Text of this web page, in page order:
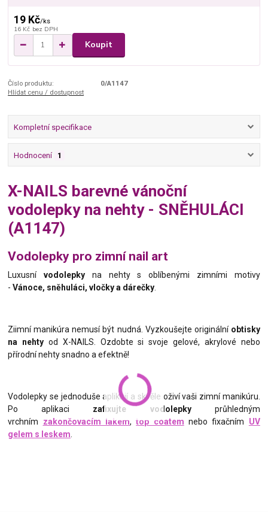
19 Kč/ks
16 Kč bez DPH
Koupit
Číslo produktu:
0/A1147
Hlídat cenu / dostupnost
Kompletní specifikace
Hodnocení 1
X-NAILS barevné vánoční
vodolepky na nehty - SNĚHULÁCI
(A1147)
Vodolepky pro zimní nail art
Luxusní vodolepkyna nehty s oblíbenými zimními motivy
-Vánoce, sněhuláci, vločky a dárečky.
Ziimní manikúra nemusí být nudná. Vyzkoušejte originální obtisky
na nehty od X-NAILS. Ozdobte si svoje gelové, akrylové nebo
přírodní nehty snadno a efektně!
Vodolepky se jednoduše aplikují a skvěle oživí vaši zimní manikúru.
Po aplikaci zafixujte vodolepkyprůhledným
vrchním zakončovacím lakem,top coatem nebo fixačním UV
gelem s leskem.